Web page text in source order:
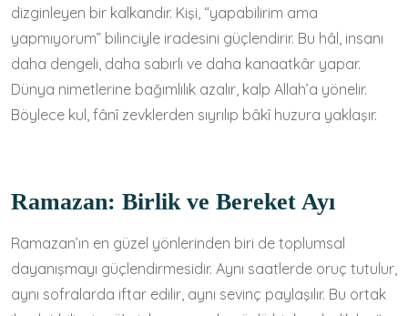
dizginleyen bir kalkandır. Kişi, “yapabilirim ama
yapmıyorum” bilinciyle iradesini güçlendirir. Bu hâl, insanı
daha dengeli, daha sabırlı ve daha kanaatkâr yapar.
Dünya nimetlerine bağımlılık azalır, kalp Allah’a yönelir.
Böylece kul, fânî zevklerden sıyrılıp bâkî huzura yaklaşır.
Ramazan: Birlik ve Bereket Ayı
Ramazan’ın en güzel yönlerinden biri de toplumsal
dayanışmayı güçlendirmesidir. Aynı saatlerde oruç tutulur,
aynı sofralarda iftar edilir, aynı sevinç paylaşılır. Bu ortak